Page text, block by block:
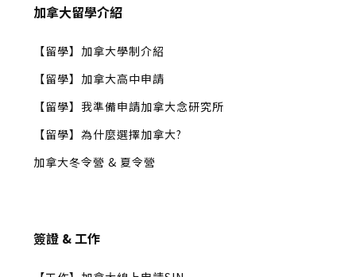
加拿大留學介紹
【留學】加拿大學制介紹
【留學】加拿大高中申請
【留學】我準備申請加拿大念研究所
【留學】為什麼選擇加拿大?
加拿大冬令營 & 夏令營
簽證 & 工作